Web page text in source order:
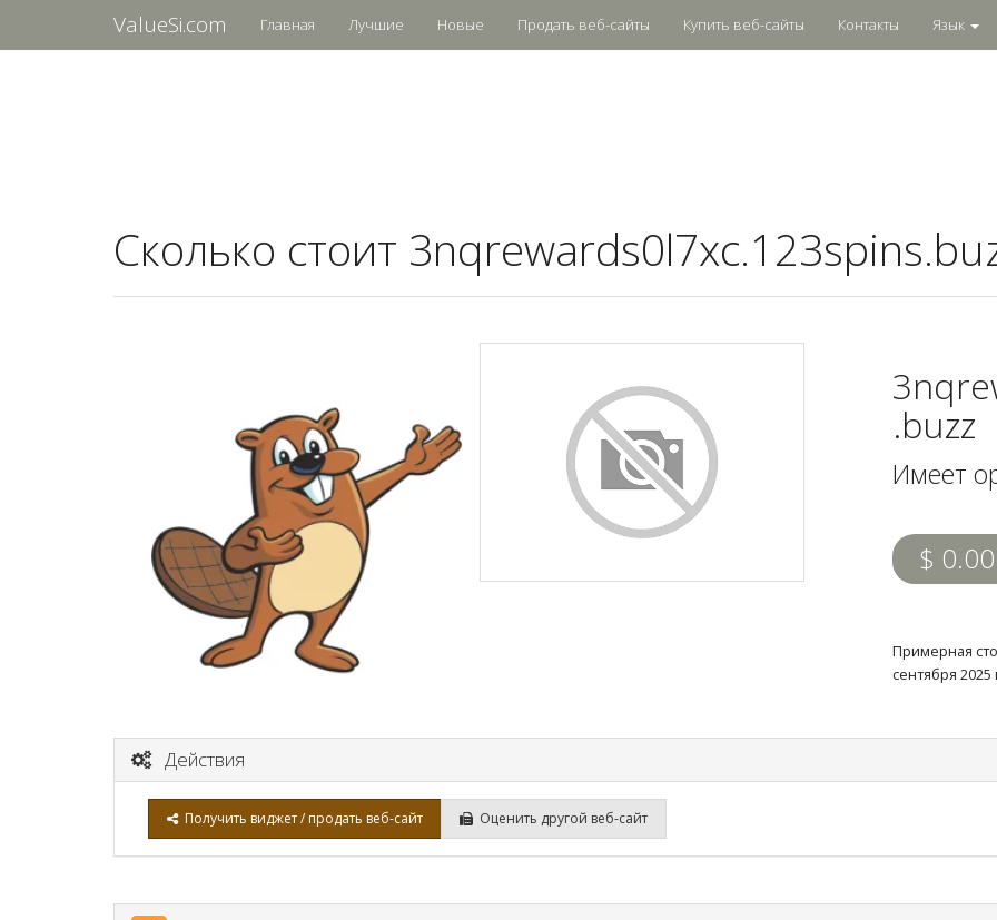
ValueSi.com Главная Лучшие Новые Продать веб-сайты Купить веб-сайты Контакты Язык
Сколько стоит
.buzz
Имеет
$ 0.00
Примерная
сентября
Действия
Получить виджет / продать веб-сайт Оценить другой веб-сайт